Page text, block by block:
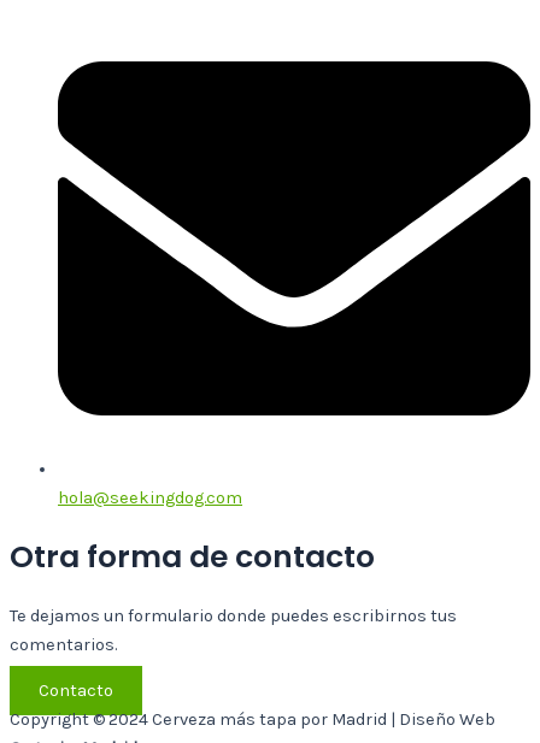
hola@seekingdog.com
Otra forma de contacto
Te dejamos un formulario donde puedes escribirnos tus
comentarios.
Contacto
Copyright © 2024 Cerveza más tapa por Madrid | Diseño Web